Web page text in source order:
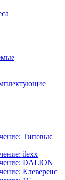
Типовые
ilexx
DALION
Клеверенс